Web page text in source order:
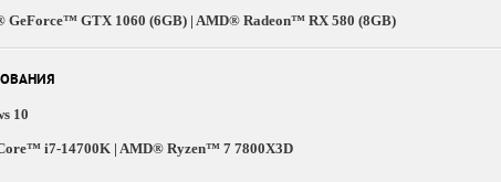
GeForce™ GTX 1060 (6GB) | AMD® Radeon™ RX 580 (8GB)
10
i7-14700K | AMD® Ryzen™ 7 7800X3D